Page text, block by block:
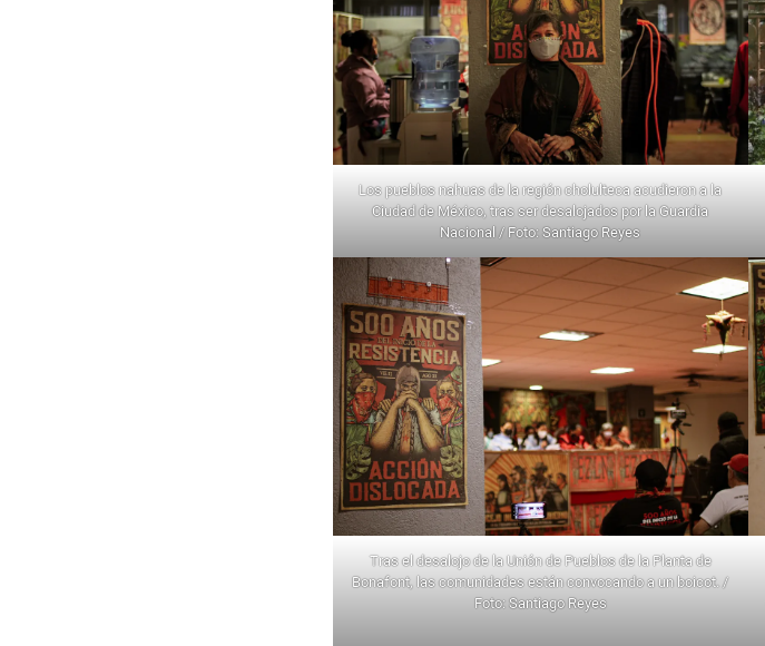
Los pueblos nahuas de la región cholulteca acudieron a la
Ciudad de México, tras ser desalojados por la Guardia
Nacional / Foto: Santiago Reyes
Tras el desalojo de la Unión de Pueblos de la Planta de
Bonafont, las comunidades están convocando a un boicot. /
Foto: Santiago Reyes